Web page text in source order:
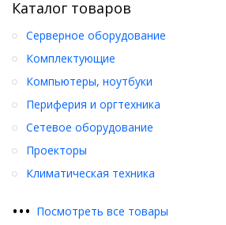
Каталог товаров
Серверное оборудование
Комплектующие
Компьютеры, ноутбуки
Периферия и оргтехника
Сетевое оборудование
Проекторы
Климатическая техника
••• Посмотреть все товары